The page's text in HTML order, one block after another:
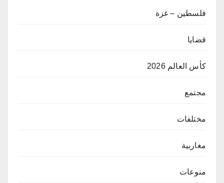
فلسطين – غزة
قضايا
كأس العالم 2026
مجتمع
مختلفات
مغاربية
منوعات